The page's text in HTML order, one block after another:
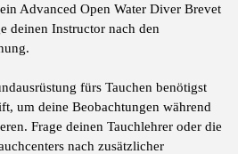
Advanced Open Water Diver Brevet
deinen Instructor nach den
fürs Tauchen benötigst
um deine Beobachtungen während
Frage deinen Tauchlehrer oder die
nach zusätzlicher